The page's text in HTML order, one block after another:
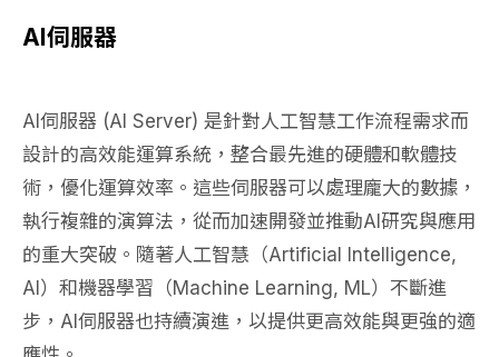
AI伺服器
AI伺服器 (AI Server) 是針對人工智慧工作流程需求而
設計的高效能運算系統，整合最先進的硬體和軟體技
術，優化運算效率。這些伺服器可以處理龐大的數據，
執行複雜的演算法，從而加速開發並推動AI研究與應用
的重大突破。隨著人工智慧（Artificial Intelligence,
AI）和機器學習（Machine Learning, ML）不斷進
步，AI伺服器也持續演進，以提供更高效能與更強的適